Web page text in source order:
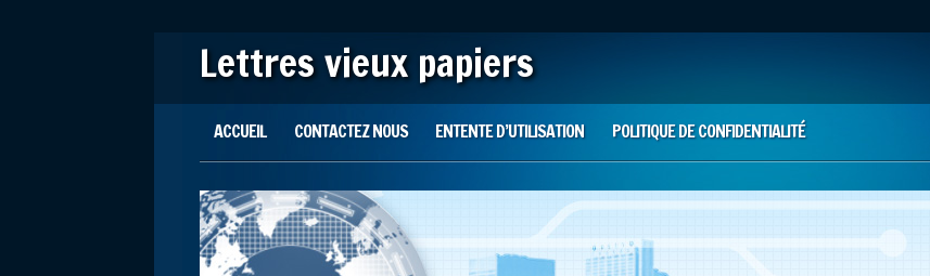
Lettres vieux papiers
Main menu
ACCUEIL CONTACTEZ NOUS ENTENTE D’UTILISATION POLITIQUE DE CONFIDENTIALITÉ